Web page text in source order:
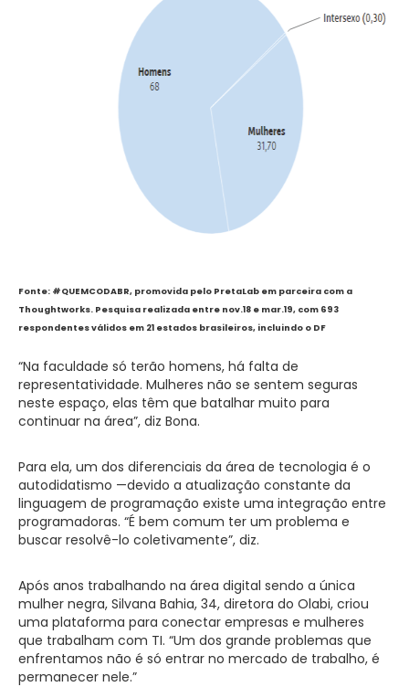
Fonte: #QUEMCODABR, promovida pelo PretaLab em parceira com a
Thoughtworks. Pesquisa realizada entre nov.18 e mar.19, com 693
respondentes válidos em 21 estados brasileiros, incluindo o DF
“Na faculdade só terão homens, há falta de
representatividade. Mulheres não se sentem seguras
neste espaço, elas têm que batalhar muito para
continuar na área”, diz Bona.
Para ela, um dos diferenciais da área de tecnologia é o
autodidatismo —devido a atualização constante da
linguagem de programação existe uma integração entre
programadoras. “É bem comum ter um problema e
buscar resolvê-lo coletivamente”, diz.
Após anos trabalhando na área digital sendo a única
mulher negra, Silvana Bahia, 34, diretora do Olabi, criou
uma plataforma para conectar empresas e mulheres
que trabalham com TI. “Um dos grande problemas que
enfrentamos não é só entrar no mercado de trabalho, é
permanecer nele.”